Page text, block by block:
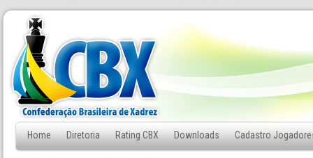
Home Diretoria Rating CBX Downloads Cadastro